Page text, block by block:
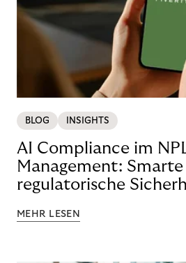
BLOG INSIGHTS
AI Compliance im
Management:
regulatorische
MEHR LESEN